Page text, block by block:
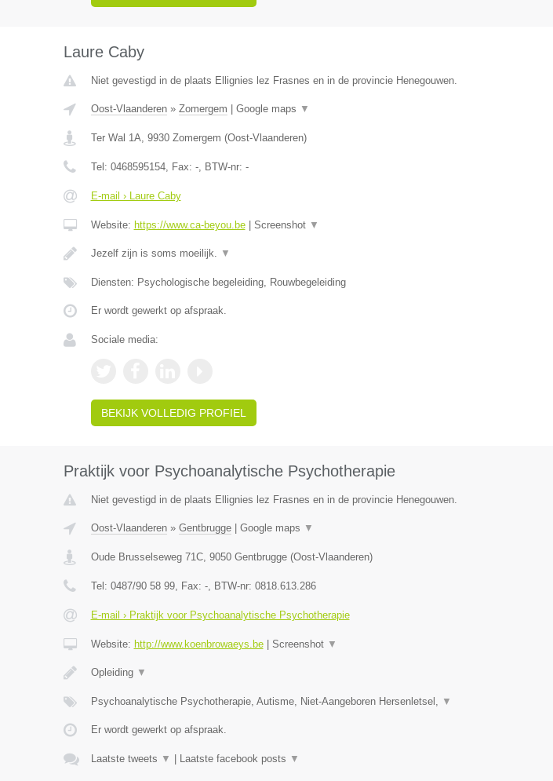
Laure Caby
Niet gevestigd in de plaats Ellignies lez Frasnes en in de provincie Henegouwen.
Oost-Vlaanderen» Zomergem Google maps ▼
Ter Wal 1A, 9930 Zomergem (Oost-Vlaanderen)
Tel: 0468595154, Fax: -, BTW-nr: -
E-mail › Laure Caby
Website: https://www.ca-beyou.be| Screenshot ▼
Jezelf zijn is soms moeilijk. ▼
Diensten: Psychologische begeleiding, Rouwbegeleiding
Er wordt gewerkt op afspraak.
Sociale media:
BEKIJK VOLLEDIG PROFIEL
Praktijk voor Psychoanalytische Psychotherapie
Niet gevestigd in de plaats Ellignies lez Frasnes en in de provincie Henegouwen.
Oost-Vlaanderen» Gentbrugge| Google maps ▼
Oude Brusselseweg 71C, 9050 Gentbrugge(Oost-Vlaanderen)
Tel: 0487/90 58 99, Fax: -, BTW-nr: 0818.613.286
E-mail › Praktijk voor Psychoanalytische Psychotherapie
Website: http://www.koenbrowaeys.be| Screenshot ▼
Opleiding ▼
Psychoanalytische Psychotherapie, Autisme, Niet-Aangeboren Hersenletsel, ▼
Er wordt gewerkt op afspraak.
Laatste tweets ▼ Laatste facebook posts ▼